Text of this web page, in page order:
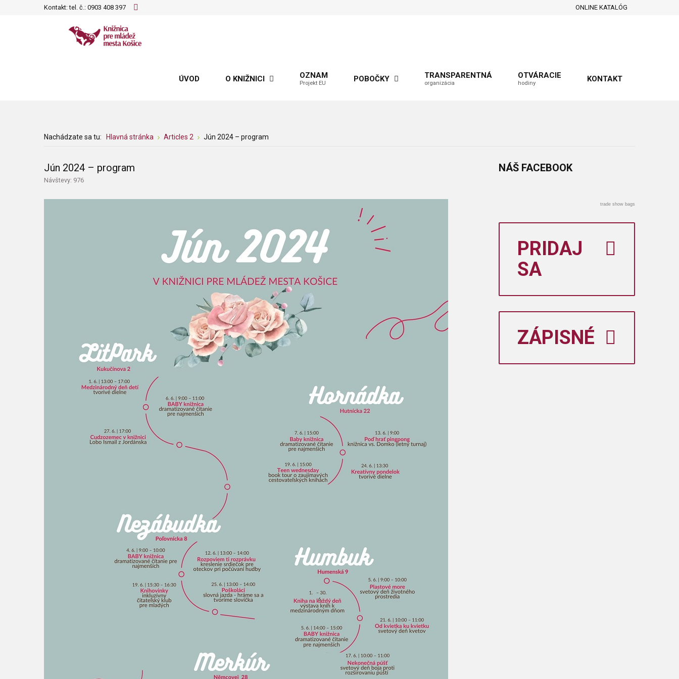
Kontakt: tel. č.: 0903 408 397 ONLINE KATALÓG
ÚVOD O KNIŽNICI OZNAM
Projekt EU POBOČKY TRANSPARENTNÁ
organizácia
OTVÁRACIE
hodiny KONTAKT
Nachádzate sa tu: Hlavná stránka Articles 2 Jún 2024 – program
Jún 2024 – program
Návštevy: 976
NÁŠ FACEBOOK
trade show bags
PRIDAJ
SA
ZÁPISNÉ